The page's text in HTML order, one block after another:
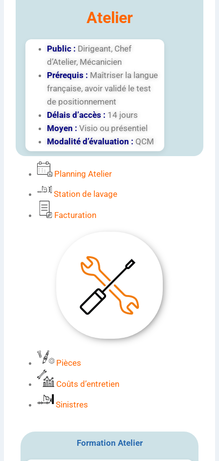
Atelier
Public : Dirigeant, Chef
d’Atelier, Mécanicien
Prérequis : Maîtriser la langue
française, avoir validé le test
de positionnement
Délais d’accès : 14 jours
Moyen : Visio ou présentiel
Modalité d’évaluation : QCM
Planning Atelier
Station de lavage
Facturation
Pièces
Coûts d’entretien
Sinistres
Formation Atelier